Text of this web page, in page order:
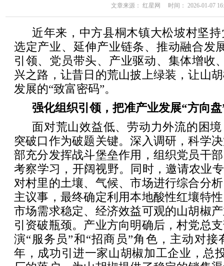
文章来源： 红星网 时间： 2026-01-07
近年来，中方县桐木镇大松坡村坚
选定产业、延伸产业链条、推动融合发
引领、党员带头、产业驱动、集体增收
兴之路，让昔日的荒山披上绿装，让山
发展的“致富密码”。
强化组织引领，把准产业发展“方向盘
面对荒山效益低、劳动力外流的困
突破口作为破题关键。深入调研，科学
部充分发挥战斗堡垒作用，组织党员干
考察学习，开阔视野。同时，邀请农业
对村里的土壤、气候、市场进行综合分
主议事，最终确定利用本地酸性红壤特
市场需求稳定、经济效益可观的山胡椒
引资破瓶颈。产业方向明确后，村党总
演“服务员”和“招商员”角色，主动对接
年，成功引进一家山胡椒加工企业，总